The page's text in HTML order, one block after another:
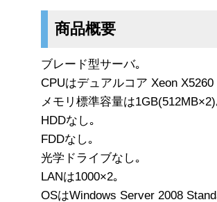
商品概要
ブレード型サーバ｡
CPUはデュアルコア Xeon X5260
メモリ標準容量は
HDDなし｡
FDDなし｡
光学ドライブなし｡
LANは1000×2｡
OSはWindows Server 2008